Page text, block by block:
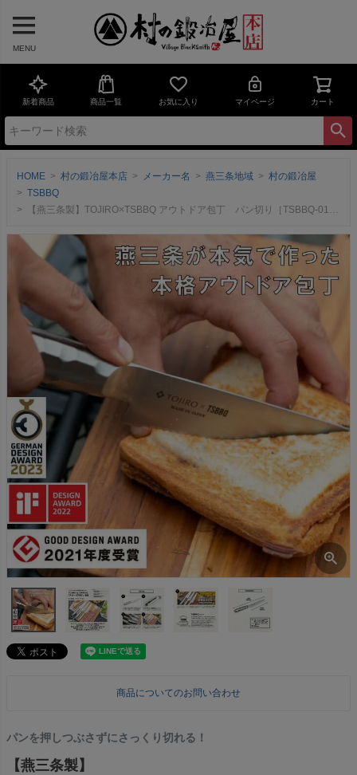
MENU
新着商品 商品一覧 お気に入り マイページ カート
HOME 村の鍛冶屋本店 メーカー名 燕三条地域
村の鍛冶屋
TSBBQ
【燕三条製】TOJIRO×TSBBQ アウトドア包丁 パン切り［TSBBQ-019］藤次郎とのコラボにより誕生したアウトドアに最適なオールステンレス製包丁
商品についてのお問い合わせ
パンを押しつぶさずにさっくり切れる！
【燕三条製】